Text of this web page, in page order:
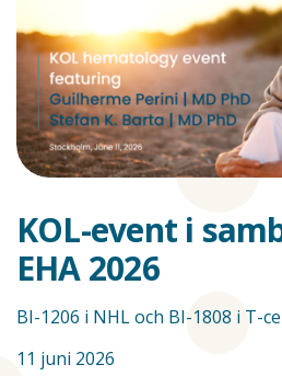
KOL-event i
EHA 2026
BI-1206 i NHL och BI-1808 i T-
11 juni 2026